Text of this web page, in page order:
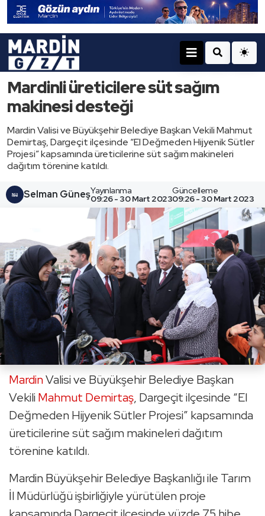
Mardinli üreticilere süt sağım
makinesi desteği
Mardin Valisi ve Büyükşehir Belediye Başkan Vekili Mahmut
Demirtaş, Dargeçit ilçesinde “El Değmeden Hijyenik Sütler
Projesi” kapsamında üreticilerine süt sağım makineleri
dağıtım törenine katıldı.
Selman GüneşYayınlanma
09:26 - 30 Mart 2023
Güncelleme
09:26 - 30 Mart 2023
MardinValisi ve Büyükşehir Belediye Başkan
VekiliMahmut Demirtaş, Dargeçit ilçesinde “El
Değmeden Hijyenik Sütler Projesi” kapsamında
üreticilerine süt sağım makineleri dağıtım
törenine katıldı.
Mardin Büyükşehir Belediye Başkanlığı ile Tarım
İl Müdürlüğü işbirliğiyle yürütülen proje